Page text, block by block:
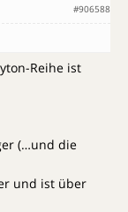
#906588
Reihe ist
(…und die
und ist über